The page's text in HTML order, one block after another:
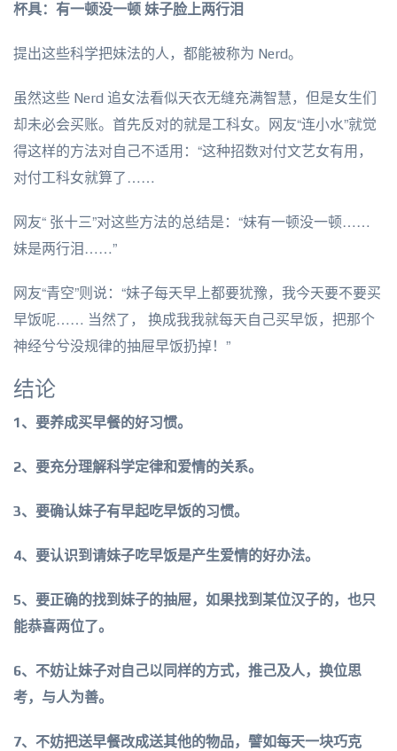
杯具：有一顿没一顿 妹子脸上两行泪
提出这些科学把妹法的人，都能被称为 Nerd。
虽然这些 Nerd 追女法看似天衣无缝充满智慧，但是女生们
却未必会买账。首先反对的就是工科女。网友“连小水”就觉
得这样的方法对自己不适用：“这种招数对付文艺女有用，
对付工科女就算了……
网友“ 张十三”对这些方法的总结是：“妹有一顿没一顿……
妹是两行泪……”
网友“青空”则说：“妹子每天早上都要犹豫，我今天要不要买
早饭呢…… 当然了， 换成我我就每天自己买早饭，把那个
神经兮兮没规律的抽屉早饭扔掉！”
结论
1、要养成买早餐的好习惯。
2、要充分理解科学定律和爱情的关系。
3、要确认妹子有早起吃早饭的习惯。
4、要认识到请妹子吃早饭是产生爱情的好办法。
5、要正确的找到妹子的抽屉，如果找到某位汉子的，也只
能恭喜两位了。
6、不妨让妹子对自己以同样的方式，推己及人，换位思
考，与人为善。
7、不妨把送早餐改成送其他的物品，譬如每天一块巧克